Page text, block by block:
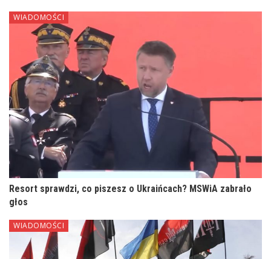
WIADOMOŚCI
Resort sprawdzi, co piszesz o Ukraińcach? MSWiA zabrało
głos
WIADOMOŚCI